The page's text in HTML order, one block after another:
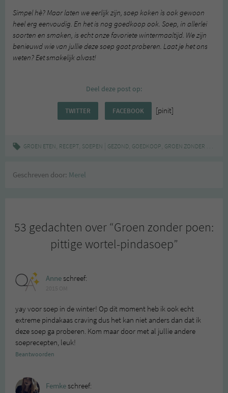
Simpel hè? Maar laten we eerlijk zijn, soep koken ìs ook gewoon
heel erg eenvoudig. En het is nog goedkoop ook. Soep, in allerlei
soorten en smaken, is echt onze favoriete wintermaaltijd. We zijn
benieuwd wie van jullie deze soep gaat proberen. Laat je het ons
weten? Eet smakelijk alvast!
Deel deze post op:
TWITTER FACEBOOK [pinit]
GROEN ETEN, RECEPT, SOEPEN GEZOND, GOEDKOOP, GROEN ZONDER POEN
Geschreven door: Merel
53 gedachten over “Groen zonder poen:
pittige wortel-pindasoep”
Anneschreef:
yay voor soep in de winter! Op dit moment heb ik ook echt
extreme pindakaas craving dus het kan niet anders dan dat ik
deze soep ga proberen. Kom maar door met al jullie andere
soeprecepten, leuk!
Beantwoorden
Femkeschreef: